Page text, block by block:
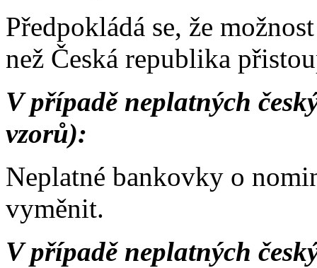
Předpokládá se, že
než Česká republika
V případě neplatných
vzorů):
Neplatné bankovky o
vyměnit.
V případě neplatných